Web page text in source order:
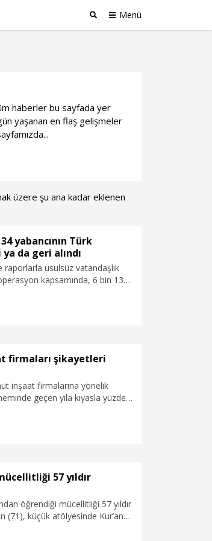
Menü
haberler bu sayfada yer
yaşanan en flaş gelişmeler
üzere şu ana kadar eklenen
yabancının Türk
da geri alındı
raporlarla usulsüz vatandaşlık
kapsamında, 6 bin 134
firmaları şikayetleri
inşaat firmalarına yönelik
geçen yıla kıyasla yüzde
57 yıldır
öğrendiği mücellitliği 57 yıldır
küçük atölyesinde Kur’an-ı